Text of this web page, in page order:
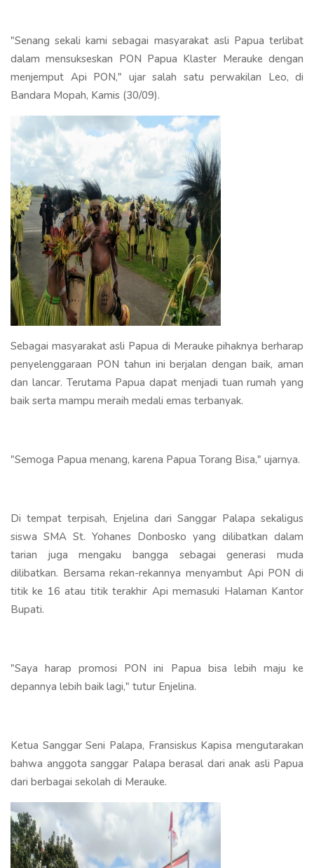
"Senang sekali kami sebagai masyarakat asli Papua terlibat
dalam mensukseskan PON Papua Klaster Merauke dengan
menjemput Api PON," ujar salah satu perwakilan Leo, di
Bandara Mopah, Kamis (30/09).
Sebagai masyarakat asli Papua di Merauke pihaknya berharap
penyelenggaraan PON tahun ini berjalan dengan baik, aman
dan lancar. Terutama Papua dapat menjadi tuan rumah yang
baik serta mampu meraih medali emas terbanyak.
"Semoga Papua menang, karena Papua Torang Bisa," ujarnya.
Di tempat terpisah, Enjelina dari Sanggar Palapa sekaligus
siswa SMA St. Yohanes Donbosko yang dilibatkan dalam
tarian juga mengaku bangga sebagai generasi muda
dilibatkan. Bersama rekan-rekannya menyambut Api PON di
titik ke 16 atau titik terakhir Api memasuki Halaman Kantor
Bupati.
"Saya harap promosi PON ini Papua bisa lebih maju ke
depannya lebih baik lagi," tutur Enjelina.
Ketua Sanggar Seni Palapa, Fransiskus Kapisa mengutarakan
bahwa anggota sanggar Palapa berasal dari anak asli Papua
dari berbagai sekolah di Merauke.